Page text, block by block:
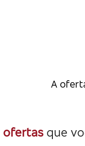
A
ofertas que